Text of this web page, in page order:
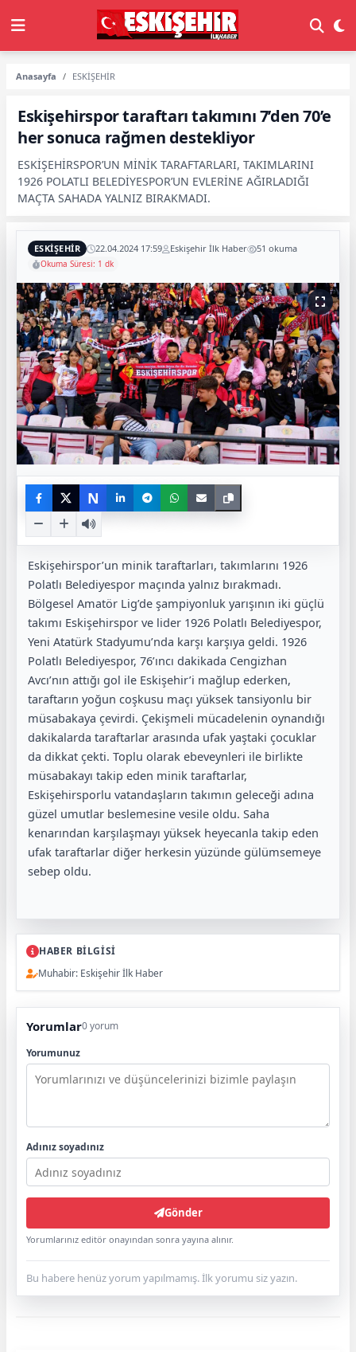
Anasayfa ESKİŞEHİR
Eskişehirspor taraftarı takımını 7’den 70’e
her sonuca rağmen destekliyor
ESKİŞEHİRSPOR’UN MİNİK TARAFTARLARI, TAKIMLARINI
1926 POLATLI BELEDİYESPOR’UN EVLERİNE AĞIRLADIĞI
MAÇTA SAHADA YALNIZ BIRAKMADI.
ESKİŞEHİR 22.04.2024 17:59 Eskişehir İlk Haber 51 okuma
Okuma Süresi: 1 dk
N
Eskişehirspor’un minik taraftarları, takımlarını 1926
Polatlı Belediyespor maçında yalnız bırakmadı.
Bölgesel Amatör Lig’de şampiyonluk yarışının iki güçlü
takımı Eskişehirspor ve lider 1926 Polatlı Belediyespor,
Yeni Atatürk Stadyumu’nda karşı karşıya geldi. 1926
Polatlı Belediyespor, 76’ıncı dakikada Cengizhan
Avcı’nın attığı gol ile Eskişehir’i mağlup ederken,
taraftarın yoğun coşkusu maçı yüksek tansiyonlu bir
müsabakaya çevirdi. Çekişmeli mücadelenin oynandığı
dakikalarda taraftarlar arasında ufak yaştaki çocuklar
da dikkat çekti. Toplu olarak ebeveynleri ile birlikte
müsabakayı takip eden minik taraftarlar,
Eskişehirsporlu vatandaşların takımın geleceği adına
güzel umutlar beslemesine vesile oldu. Saha
kenarından karşılaşmayı yüksek heyecanla takip eden
ufak taraftarlar diğer herkesin yüzünde gülümsemeye
sebep oldu.
HABER BİLGİSİ
Muhabir: Eskişehir İlk Haber
Yorumlar0 yorum
Yorumunuz
Adınız soyadınız
Gönder
Yorumlarınız editör onayından sonra yayına alınır.
Bu habere henüz yorum yapılmamış. İlk yorumu siz yazın.